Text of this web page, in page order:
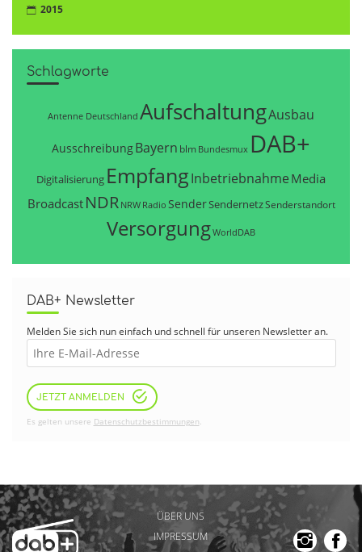
2015
Schlagworte
Antenne Deutschland AufschaltungAusbau
AusschreibungBayern blm Bundesmux DAB+
Digitalisierung EmpfangInbetriebnahme Media
Broadcast NDR NRW Radio SenderSendernetzSenderstandort
VersorgungWorldDAB
DAB+ Newsletter
Melden Sie sich nun einfach und schnell für unseren Newsletter an.
JETZT ANMELDEN
Es gelten unsere Datenschutzbestimmungen
ÜBER UNS
IMPRESSUM